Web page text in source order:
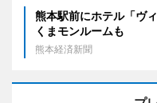
熊本駅前にホテル「ヴ
くまモンルームも
熊本経済新聞